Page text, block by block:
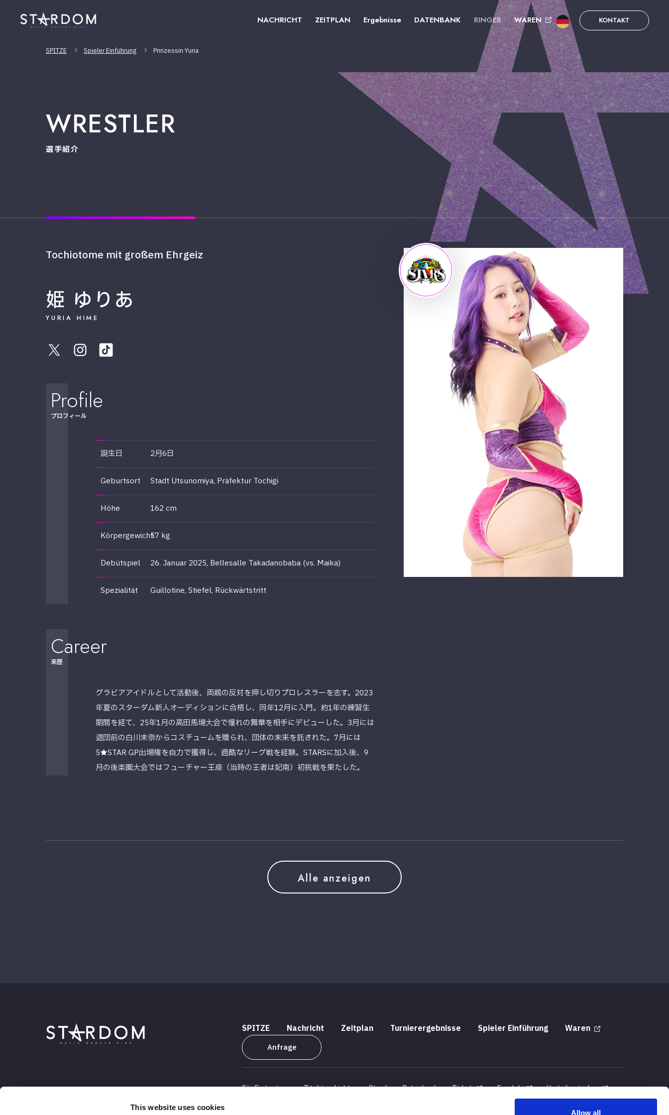
This website uses cookies
Allow all
NACHRICHT ZEITPLAN Ergebnisse DATENBANK RINGER WAREN KONTAKT
SPITZE Spieler Einführung Prinzessin Yuria
WRESTLER
選手紹介
Tochiotome mit großem Ehrgeiz
姫 ゆりあ
YURIA HIME
Profile
プロフィール
誕生日 2月6日
Geburtsort Stadt Utsunomiya, Präfektur Tochigi
Höhe 162 cm
Körpergewicht57 kg
Debütspiel 26. Januar 2025, Bellesalle Takadanobaba (vs. Maika)
Spezialität Guillotine, Stiefel, Rückwärtstritt
Career
来歴
グラビアアイドルとして活動後、両親の反対を押し切りプロレスラーを志す。2023
年夏のスターダム新人オーディションに合格し、同年12月に入門。約1年の練習生
期間を経て、25年1月の高田馬場大会で憧れの舞華を相手にデビューした。3月には
退団前の白川未奈からコスチュームを贈られ、団体の未来を託された。7月には
5★STAR GP出場権を自力で獲得し、過酷なリーグ戦を経験。STARSに加入後、9
月の後楽園大会ではフューチャー王座（当時の王者は妃南）初挑戦を果たした。
Alle anzeigen
SPITZE Nachricht Zeitplan Turnierergebnisse Spieler Einführung Waren
Anfrage
Für Erstnutzer Titelgeschichte Stardom -Datenbank Ticket Fanclub Verteilungsplan